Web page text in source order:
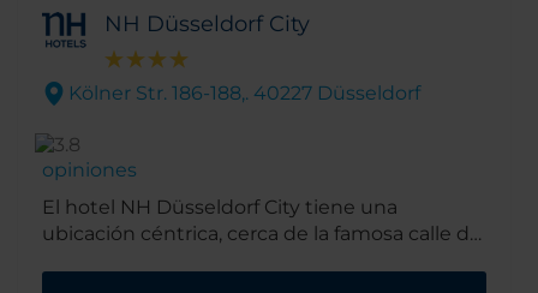
NH Düsseldorf City
Kölner Str. 186-188,. 40227 Düsseldorf
opiniones
El hotel NH Düsseldorf City tiene una
ubicación céntrica, cerca de la famosa calle de